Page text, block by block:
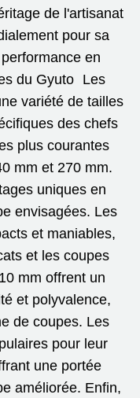
de l'artisanat
pour sa
en
du Gyuto Les
variété de tailles
des chefs
plus courantes
mm et 270 mm.
uniques en
envisagées. Les
et maniables,
et les coupes
mm offrent un
et polyvalence,
de coupes. Les
pour leur
une portée
améliorée. Enfin,